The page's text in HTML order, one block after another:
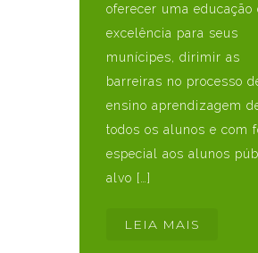
oferecer uma educação
excelência para seus
munícipes, dirimir as
barreiras no processo
ensino aprendizagem
todos os alunos e com
especial aos alunos
alvo […]
LEIA MAIS